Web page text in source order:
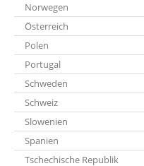
Norwegen
Österreich
Polen
Portugal
Schweden
Schweiz
Slowenien
Spanien
Tschechische Republik